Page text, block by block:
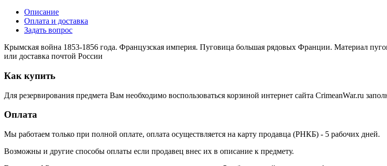
Описание
Оплата и доставка
Задать вопрос
Крымская война 1853-1856 года. Французская империя. Пуговица большая рядовых Франции. Материал
или доставка почтой России
Как купить
Для резервирования предмета Вам необходимо воспользоваться корзиной интернет сайта CrimeanWar.ru
Оплата
Мы работаем только при полной оплате, оплата осуществляется на карту продавца (РНКБ) - 5 рабочих дней.
Возможны и другие способы оплаты если продавец внес их в описание к предмету.